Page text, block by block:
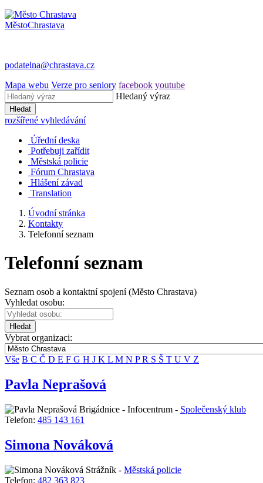
MěstoChrastava
podatelna@chrastava.cz
Mapa webu Verze pro seniory facebook youtube
Hledaný výraz
Hledat
rozšířené vyhledávání
Úřední deska
Potřebuji zařídit
Městská policie
Fórum Chrastava
Hlášení závad
Translation
Úvodní stránka
Kontakty
Telefonní seznam
Telefonní seznam
Seznam osob a kontaktní spojení (Město Chrastava)
Vyhledat osobu:
Hledat
Vybrat organizaci:
Vše B C Č D E F G H J K L M N PR S Š T U V Z
Pavla Neprašová
Brigádnice - Infocentrum - Společenský klub
Telefon: 485 143 161
Simona Nováková
Strážník - Městská policie
Telefon: 482 363 823